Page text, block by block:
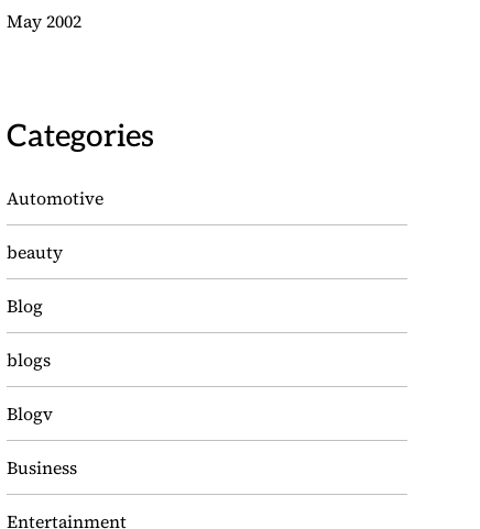
May 2002
Categories
Automotive
beauty
Blog
blogs
Blogv
Business
Entertainment